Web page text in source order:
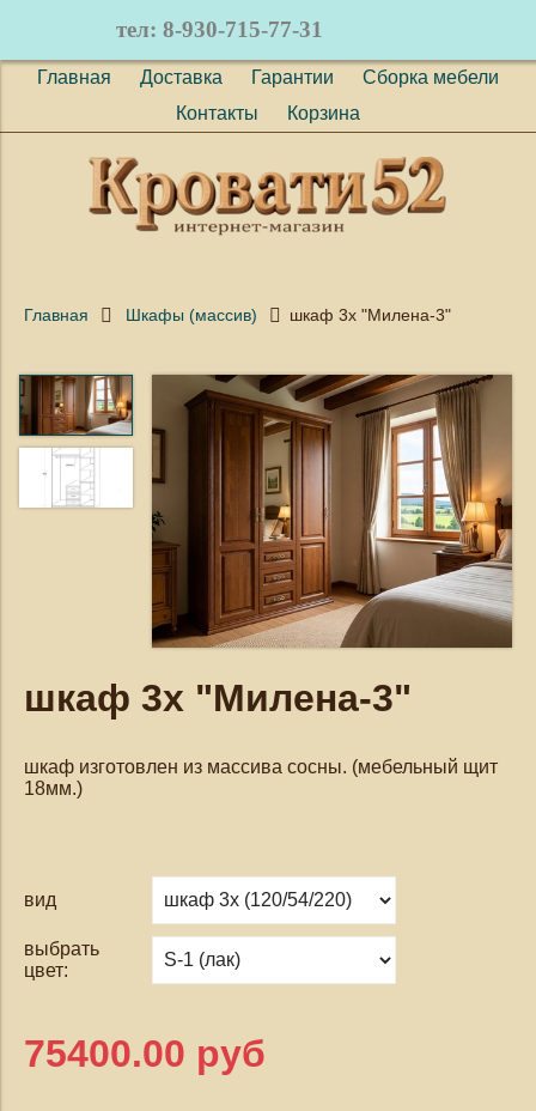
тел: 8-930-715-77-31
Главная Доставка Гарантии
Сборка мебели
Контакты
Корзина
Главная Шкафы (массив) шкаф 3х "Милена-3"
шкаф 3х "Милена-3"
шкаф изготовлен из массива сосны. (мебельный щит
18мм.)
вид
выбрать
цвет:
75400.00 руб